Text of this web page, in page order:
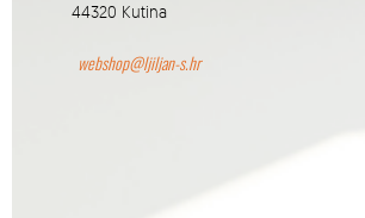
44320 Kutina
webshop@ljiljan-s.hr